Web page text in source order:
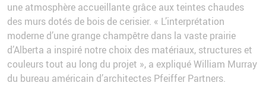
une atmosphère accueillante grâce aux teintes chaudes
des murs dotés de bois de cerisier. « L’interprétation
moderne d’une grange champêtre dans la vaste prairie
d’Alberta a inspiré notre choix des matériaux, structures et
couleurs tout au long du projet », a expliqué William Murray
du bureau américain d’architectes Pfeiffer Partners.